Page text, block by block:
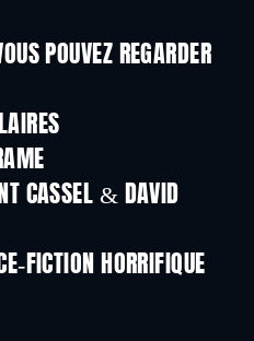
POUVEZ REGARDER
CASSEL & DAVID
FICTION HORRIFIQUE